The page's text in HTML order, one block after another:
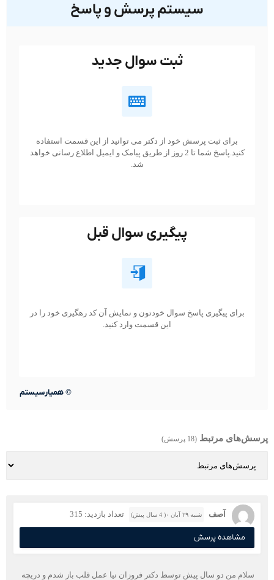
سیستم پرسش و پاسخ
ثبت سوال جدید
برای ثبت پرسش خود از دکتر می توانید از این قسمت استفاده
کنید.پاسخ شما تا 2 روز از طریق پیامک و ایمیل اطلاع رسانی خواهد
شد.
پیگیری سوال قبل
برای پیگیری پاسخ سوال خودتون و نمایش آن کد رهگیری خود را در
این قسمت وارد کنید.
© همیارسیستم
پرسش‌های مرتبط (18 پرسش)
آصف شنبه ۲۹ آبان ۰( 4 سال پیش) تعداد بازدید: 315
مشاهده پرسش
سلام من دو سال پیش توسط دکتر فروزان نیا عمل قلب باز شدم و دریچه